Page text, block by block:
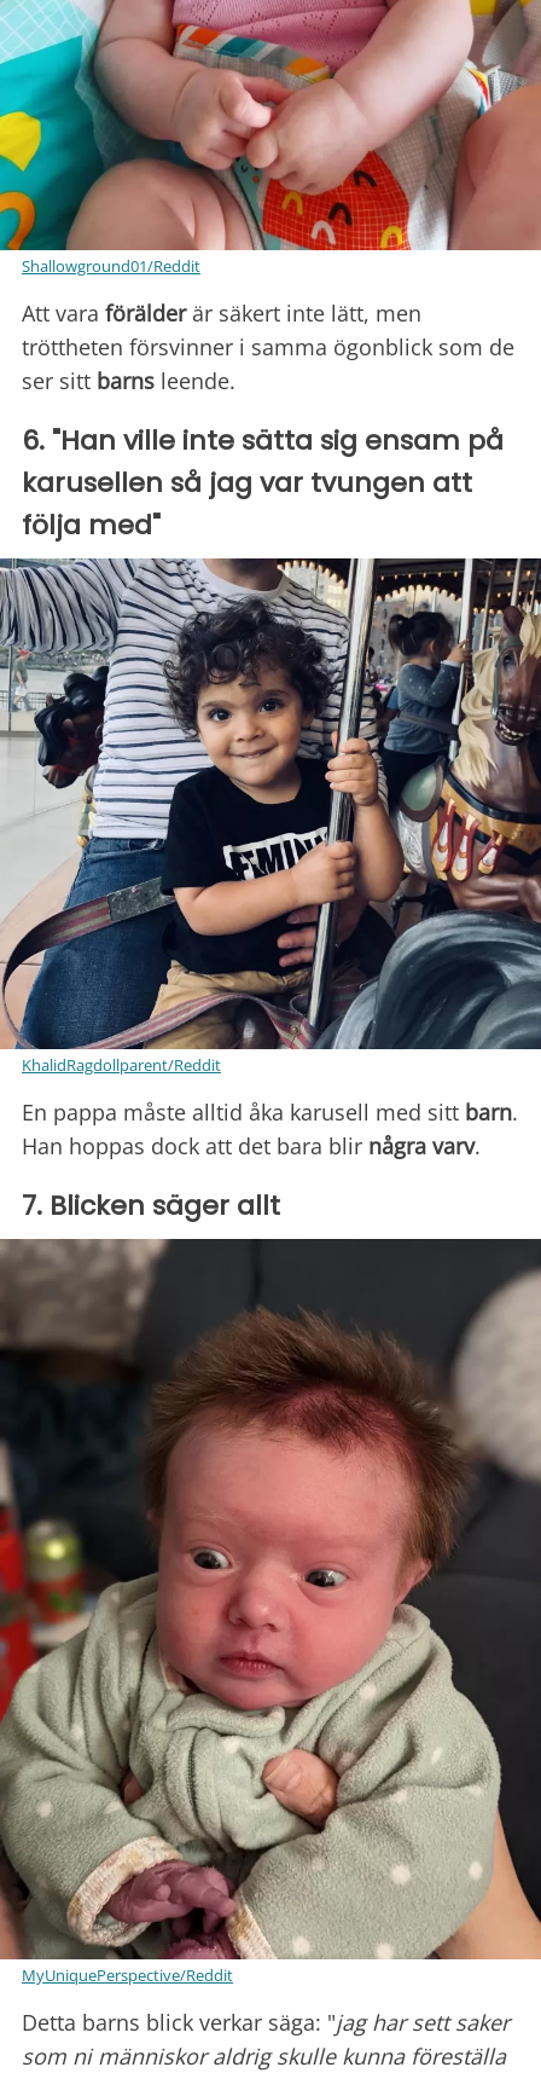
Shallowground01/Reddit
Att vara förälderär säkert inte lätt, men
tröttheten försvinner i samma ögonblick som de
ser sitt barns leende.
6. "Han ville inte sätta sig ensam på
karusellen så jag var tvungen att
följa med"
KhalidRagdollparent/Reddit
En pappa måste alltid åka karusell med sitt barn.
Han hoppas dock att det bara blir några varv.
7. Blicken säger allt
MyUniquePerspective/Reddit
Detta barns blick verkar säga: "jag har sett saker
som ni människor aldrig skulle kunna föreställa